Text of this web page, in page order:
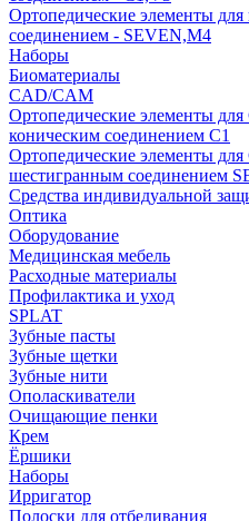
Ортопедические элементы
соединением - SEVEN,M4
Наборы
Биоматериалы
CAD/CAM
Ортопедические элементы
коническим соединением С1
Ортопедические элементы
шестигранным соединением
Средства индивидуальной
Оптика
Оборудование
Медицинская мебель
Расходные материалы
Профилактика и уход
SPLAT
Зубные пасты
Зубные щетки
Зубные нити
Ополаскиватели
Очищающие пенки
Крем
Ёршики
Наборы
Ирригатор
Полоски для отбеливания